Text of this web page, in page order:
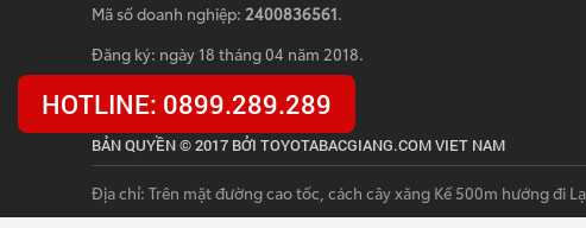
Mã số doanh nghiệp: 2400836561.
Đăng ký: ngày 18 tháng 04 năm 2018.
BẢN QUYỀN © 2017 BỞI TOYOTABACGIANG.COM VIET NAM
Địa chỉ: Trên mặt đường cao tốc, cách cây xăng Kế 500m hướng đi
HOTLINE: 0899.289.289